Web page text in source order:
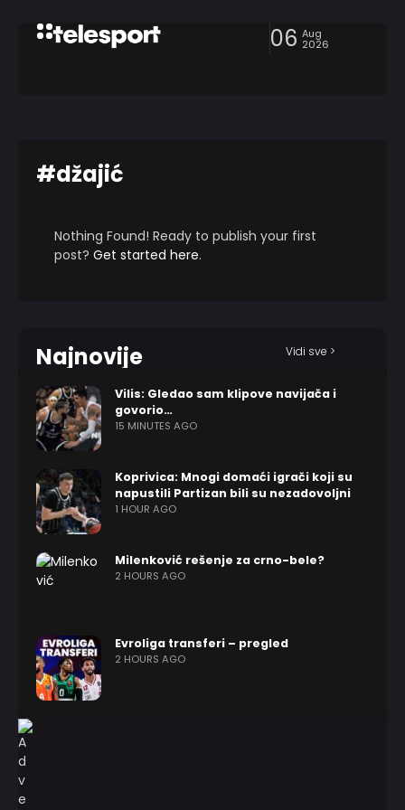
06 Aug
2026
#džajić
Nothing Found! Ready to publish your first
post? Get started here.
Najnovije Vidi sve >
Vilis: Gledao sam klipove navijača i
govorio…
15 MINUTES AGO
Koprivica: Mnogi domaći igrači koji su
napustili Partizan bili su nezadovoljni
1 HOUR AGO
Milenković rešenje za crno-bele?
2 HOURS AGO
Evroliga transferi – pregled
2 HOURS AGO